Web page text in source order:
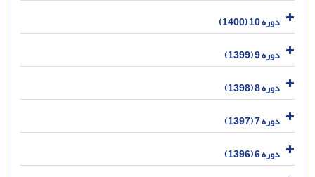
دوره 10 (1400)
دوره 9 (1399)
دوره 8 (1398)
دوره 7 (1397)
دوره 6 (1396)